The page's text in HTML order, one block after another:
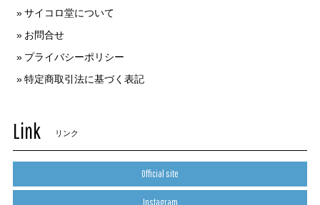
サイコロ堂について
お問合せ
プライバシーポリシー
特定商取引法に基づく表記
Link リンク
Official site
Instagram